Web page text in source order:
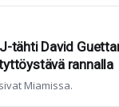
tähti David
rannalla
Miamissa.